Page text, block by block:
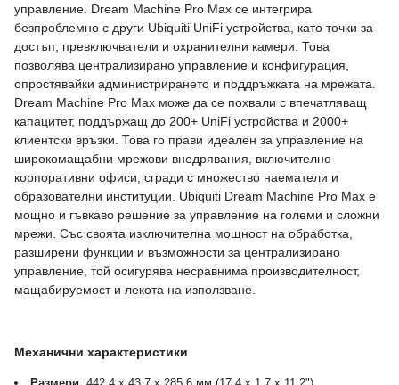
управление. Dream Machine Pro Max се интегрира
безпроблемно с други Ubiquiti UniFi устройства, като точки за
достъп, превключватели и охранителни камери. Това
позволява централизирано управление и конфигурация,
опростявайки администрирането и поддръжката на мрежата.
Dream Machine Pro Max може да се похвали с впечатляващ
капацитет, поддържащ до 200+ UniFi устройства и 2000+
клиентски връзки. Това го прави идеален за управление на
широкомащабни мрежови внедрявания, включително
корпоративни офиси, сгради с множество наематели и
образователни институции. Ubiquiti Dream Machine Pro Max е
мощно и гъвкаво решение за управление на големи и сложни
мрежи. Със своята изключителна мощност на обработка,
разширени функции и възможности за централизирано
управление, той осигурява несравнима производителност,
мащабируемост и лекота на използване.
Механични характеристики